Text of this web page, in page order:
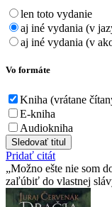
len toto vydanie
aj iné vydania (v
aj iné vydania (v
Vo formáte
Kniha (vrátane
E-kniha
Audiokniha
Sledovať titul
Pridať citát
Možno ešte nie som
zaľúbiť do vlastnej